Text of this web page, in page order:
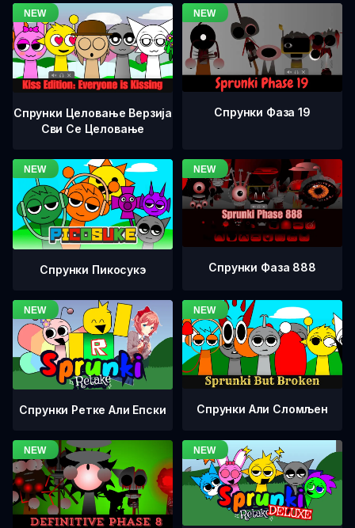
Спрунки Целовање Верзија
Сви Се Целовање
Спрунки Фаза 19
Спрунки Пикосукэ Спрунки Фаза 888
Спрунки Ретке Али Епски Спрунки Али Сломљен